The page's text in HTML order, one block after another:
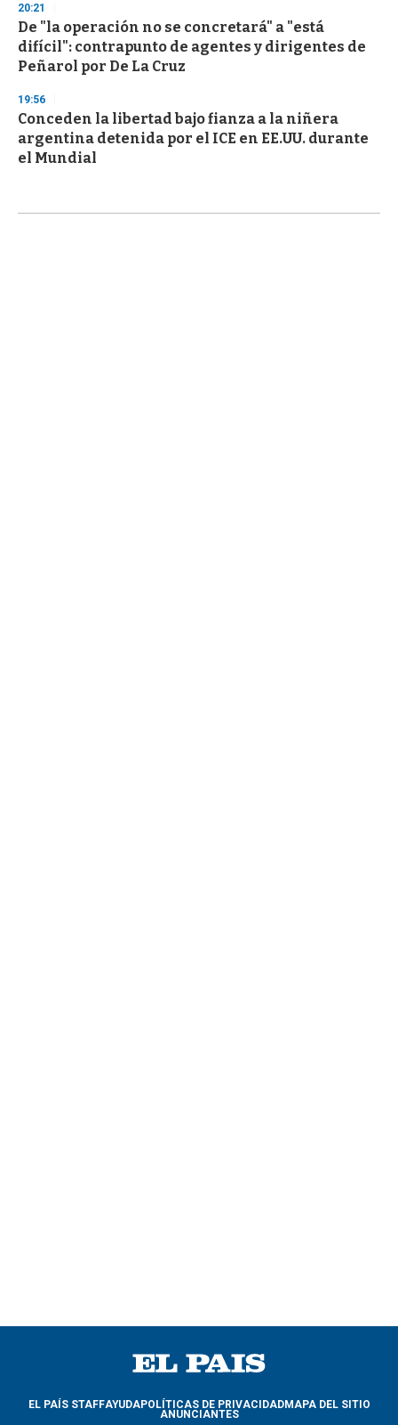
20:21
De "la operación no se concretará" a "está
difícil": contrapunto de agentes y dirigentes de
Peñarol por De La Cruz
19:56
Conceden la libertad bajo fianza a la niñera
argentina detenida por el ICE en EE.UU. durante
el Mundial
EL PAÍS STAFFAYUDAPOLÍTICAS DE PRIVACIDADMAPA DEL SITIO
ANUNCIANTES